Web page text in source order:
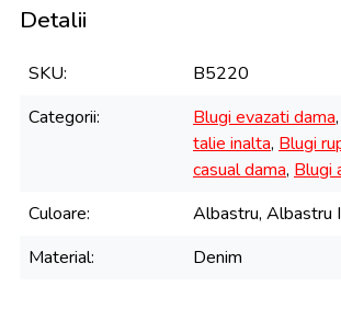
Detalii
SKU
B5220
Categorii
Blugi evazati dama,
talie inalta, Blugi
casual dama, Blugi
Culoare
Albastru, Albastru
Material
Denim